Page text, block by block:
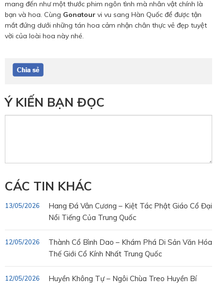
mang đến như một thước phim ngôn tình mà nhân vật chính là
bạn và hoa. Cùng Gonatour vi vu sang Hàn Quốc để được tận
mắt đứng dưới những tán hoa cảm nhận chân thực vẻ đẹp tuyệt
vời của loài hoa này nhé.
Ý KIẾN BẠN ĐỌC
CÁC TIN KHÁC
Hang Đá Vân Cương – Kiệt Tác Phật Giáo Cổ Đại
Nổi Tiếng Của Trung Quốc
13/05/2026
Thành Cổ Bình Dao – Khám Phá Di Sản Văn Hóa
Thế Giới Cổ Kính Nhất Trung Quốc
12/05/2026
Huyền Không Tự – Ngôi Chùa Treo Huyền Bí
12/05/2026